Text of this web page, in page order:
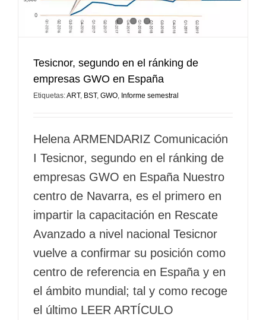
Tesicnor, segundo en el ránking de
empresas GWO en España
Etiquetas:ART, BST, GWO Informe semestral
Helena ARMENDARIZ Comunicación
I Tesicnor, segundo en el ránking de
empresas GWO en España Nuestro
centro de Navarra, es el primero en
impartir la capacitación en Rescate
Avanzado a nivel nacional Tesicnor
vuelve a confirmar su posición como
centro de referencia en España y en
el ámbito mundial; tal y como recoge
el último LEER ARTÍCULO